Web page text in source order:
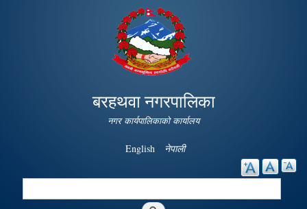
Skip to
main
content
बरहथवा नगरपालिका
नगर कार्यपालिकाको कार्यालय
English नेपाली
Search